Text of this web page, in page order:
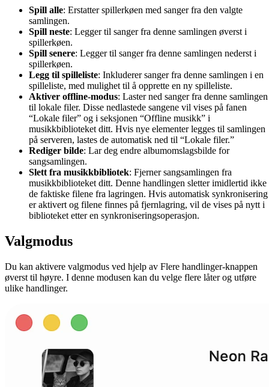
Spill alle: Erstatter spillerkøen med sanger fra den valgte
samlingen.
Spill neste: Legger til sanger fra denne samlingen øverst i
spillerkøen.
Spill senere: Legger til sanger fra denne samlingen nederst i
spillerkøen.
Legg til spilleliste: Inkluderer sanger fra denne samlingen i en
spilleliste, med mulighet til å opprette en ny spilleliste.
Aktiver offline-modus: Laster ned sanger fra denne samlingen
til lokale filer. Disse nedlastede sangene vil vises på fanen
“Lokale filer” og i seksjonen “Offline musikk” i
musikkbiblioteket ditt. Hvis nye elementer legges til samlingen
på serveren, lastes de automatisk ned til “Lokale filer.”
Rediger bilde: Lar deg endre albumomslagsbilde for
sangsamlingen.
Slett fra musikkbibliotek: Fjerner sangsamlingen fra
musikkbiblioteket ditt. Denne handlingen sletter imidlertid ikke
de faktiske filene fra lagringen. Hvis automatisk synkronisering
er aktivert og filene finnes på fjernlagring, vil de vises på nytt i
biblioteket etter en synkroniseringsoperasjon.
Valgmodus
Du kan aktivere valgmodus ved hjelp av Flere handlinger-knappen
øverst til høyre. I denne modusen kan du velge flere låter og utføre
ulike handlinger.